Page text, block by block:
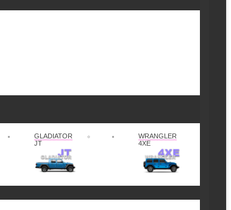
GLADIATOR
JT
WRANGLER
4XE